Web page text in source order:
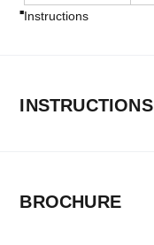
Instructions
INSTRUCTIONS
BROCHURE